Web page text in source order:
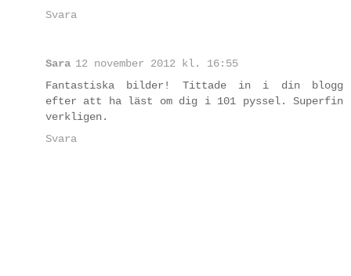
Svara
Sara 12 november 2012 kl. 16:55
Fantastiska bilder! Tittade in i din blogg
efter att ha läst om dig i 101 pyssel. Superfin
verkligen.
Svara